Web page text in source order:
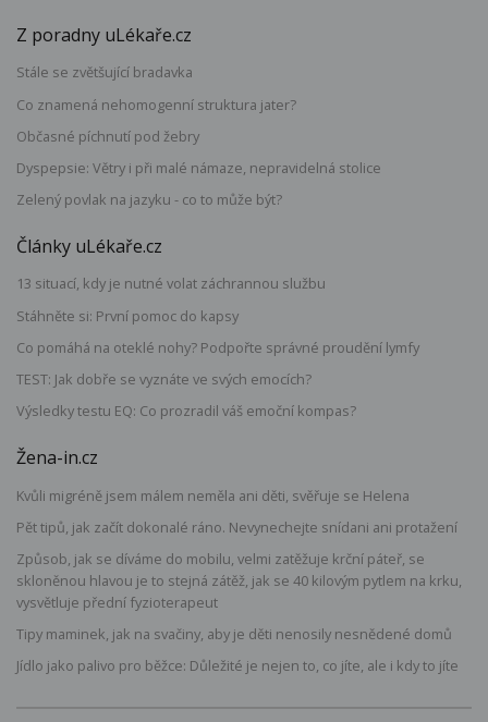
Z poradny uLékaře.cz
Stále se zvětšující bradavka
Co znamená nehomogenní struktura jater?
Občasné píchnutí pod žebry
Dyspepsie: Větry i při malé námaze, nepravidelná stolice
Zelený povlak na jazyku - co to může být?
Články uLékaře.cz
13 situací, kdy je nutné volat záchrannou službu
Stáhněte si: První pomoc do kapsy
Co pomáhá na oteklé nohy? Podpořte správné proudění lymfy
TEST: Jak dobře se vyznáte ve svých emocích?
Výsledky testu EQ: Co prozradil váš emoční kompas?
Žena-in.cz
Kvůli migréně jsem málem neměla ani děti, svěřuje se Helena
Pět tipů, jak začít dokonalé ráno. Nevynechejte snídani ani protažení
Způsob, jak se díváme do mobilu, velmi zatěžuje krční páteř, se
skloněnou hlavou je to stejná zátěž, jak se 40 kilovým pytlem na krku,
vysvětluje přední fyzioterapeut
Tipy maminek, jak na svačiny, aby je děti nenosily nesnědené domů
Jídlo jako palivo pro běžce: Důležité je nejen to, co jíte, ale i kdy to jíte